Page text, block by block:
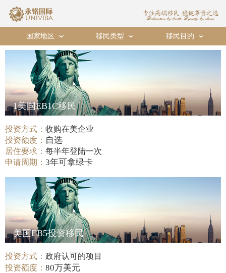
国家地区 › 移民类型 › 移民目的 ›
1美国EB1C移民
投资方式：收购在美企业
投资额度： 自选
居住要求：每半年登陆一次
申请周期：3年可拿绿卡
美国EB5投资移民
投资方式：政府认可的项目
投资额度：80万美元